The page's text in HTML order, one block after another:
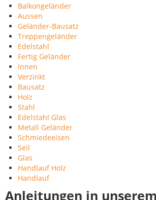
Balkongeländer
Aussen
Geländer-Bausatz
Treppengeländer
Edelstahl
Fertig Geländer
Innen
Verzinkt
Bausatz
Holz
Stahl
Edelstahl Glas
Metall Geländer
Schmiedeeisen
Seil
Glas
Handlauf Holz
Handlauf
Anleitungen in